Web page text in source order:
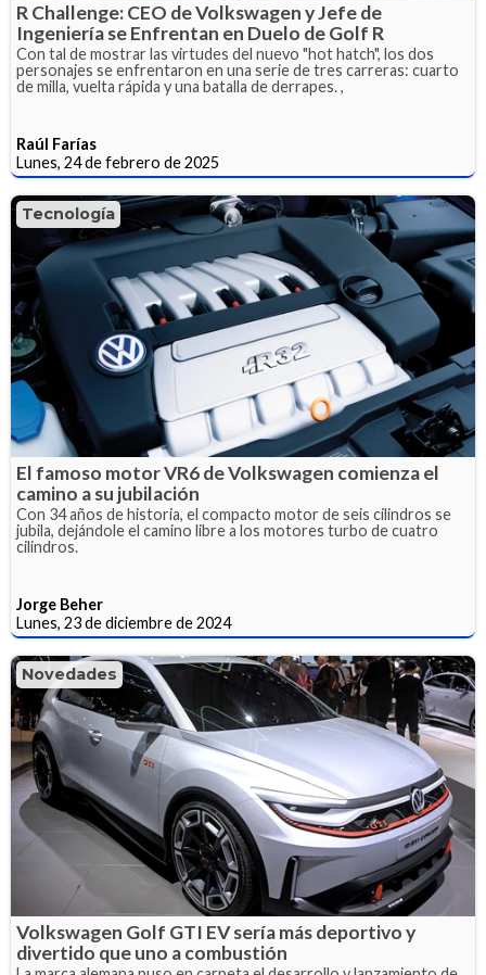
R Challenge: CEO de Volkswagen y Jefe de
Ingeniería se Enfrentan en Duelo de Golf R
Con tal de mostrar las virtudes del nuevo "hot hatch", los dos
personajes se enfrentaron en una serie de tres carreras: cuarto
de milla, vuelta rápida y una batalla de derrapes. ,
Raúl Farías
Lunes, 24 de febrero de 2025
Tecnología
El famoso motor VR6 de Volkswagen comienza el
camino a su jubilación
Con 34 años de historia, el compacto motor de seis cilindros se
jubila, dejándole el camino libre a los motores turbo de cuatro
cilindros.
Jorge Beher
Lunes, 23 de diciembre de 2024
Novedades
Volkswagen Golf GTI EV sería más deportivo y
divertido que uno a combustión